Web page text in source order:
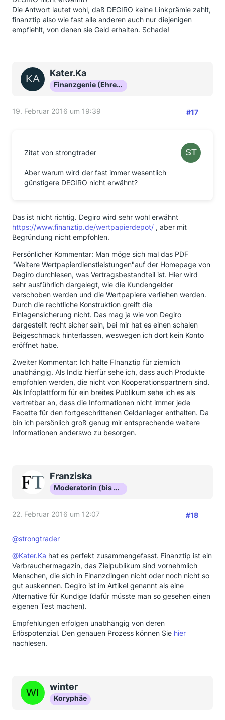
Die Antwort lautet wohl, daß DEGIRO keine Linkprämie zahlt,
finanztip also wie fast alle anderen auch nur diejenigen
empfiehlt, von denen sie Geld erhalten. Schade!
Kater.Ka
Finanzgenie (Ehrenmitglied)
19. Februar 2016 um 19:39 #17
Zitat von strongtrader
Aber warum wird der fast immer wesentlich
günstigere DEGIRO nicht erwähnt?
Das ist nicht richtig. Degiro wird sehr wohl erwähnt
https://www.finanztip.de/wertpapierdepot/ , aber mit
Begründung nicht empfohlen.
Persönlicher Kommentar: Man möge sich mal das PDF
"Weitere Wertpapierdienstleistungen"auf der Homepage von
Degiro durchlesen, was Vertragsbestandteil ist. Hier wird
sehr ausführlich dargelegt, wie die Kundengelder
verschoben werden und die Wertpapiere verliehen werden.
Durch die rechtliche Konstruktion greift die
Einlagensicherung nicht. Das mag ja wie von Degiro
dargestellt recht sicher sein, bei mir hat es einen schalen
Beigeschmack hinterlassen, weswegen ich dort kein Konto
eröffnet habe.
Zweiter Kommentar: Ich halte FInanztip für ziemlich
unabhängig. Als Indiz hierfür sehe ich, dass auch Produkte
empfohlen werden, die nicht von Kooperationspartnern sind.
Als Infoplattform für ein breites Publikum sehe ich es als
vertretbar an, dass die Informationen nicht immer jede
Facette für den fortgeschrittenen Geldanleger enthalten. Da
bin ich persönlich groß genug mir entsprechende weitere
Informationen anderswo zu besorgen.
Franziska
Moderatorin (bis Okt 16)
22. Februar 2016 um 12:07 #18
@strongtrader
@Kater.Ka hat es perfekt zusammengefasst. Finanztip ist ein
Verbrauchermagazin, das Zielpublikum sind vornehmlich
Menschen, die sich in Finanzdingen nicht oder noch nicht so
gut auskennen. Degiro ist im Artikel genannt als eine
Alternative für Kundige (dafür müsste man so gesehen einen
eigenen Test machen).
Empfehlungen erfolgen unabhängig von deren
Erlöspotenzial. Den genauen Prozess können Sie hier
nachlesen.
winter
Koryphäe